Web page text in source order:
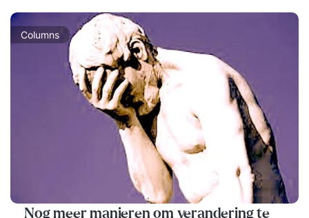
Columns
Nog meer manieren om verandering te